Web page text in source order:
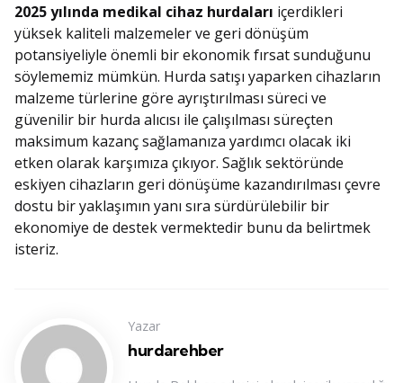
2025 yılında medikal cihaz hurdaları içerdikleri
yüksek kaliteli malzemeler ve geri dönüşüm
potansiyeliyle önemli bir ekonomik fırsat sunduğunu
söylememiz mümkün. Hurda satışı yaparken cihazların
malzeme türlerine göre ayrıştırılması süreci ve
güvenilir bir hurda alıcısı ile çalışılması süreçten
maksimum kazanç sağlamanıza yardımcı olacak iki
etken olarak karşımıza çıkıyor. Sağlık sektöründe
eskiyen cihazların geri dönüşüme kazandırılması çevre
dostu bir yaklaşımın yanı sıra sürdürülebilir bir
ekonomiye de destek vermektedir bunu da belirtmek
isteriz.
Yazar
hurdarehber